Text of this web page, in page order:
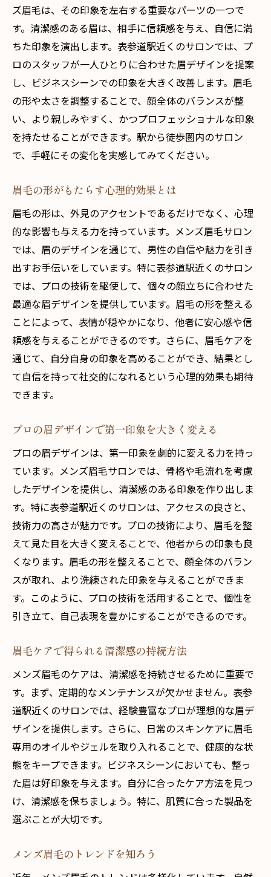
ビジネスシーンで差がつく眉毛の重要性
プロによるカスタマイズ眉デザインの魅力
自宅でもできる眉毛メンテナンス法
眉毛の形で変わる自信とビジネス成功
駅からすぐのメンズ眉毛サロンで垢抜けた印象
を手に入れる
垢抜け眉毛の作り方をプロに学ぶ
駅近サロンで体験する最新の眉トレンド
サロン施術後のアフターケア方法
垢抜けた印象を持続する秘訣
駅近の利便性を活かした定期メンテナンス
第一印象を劇的に変えるメンズ眉毛の重要性と
その効果
印象を左右する眉毛の形とバランス
眉毛が与える最初の印象の心理学
プロが教える眉デザインの選び方
眉毛の手入れで自信を引き出す方法
眉毛が持つコミュニケーション効果
新トレンド
最新の眉毛トレンドを追うべき理由
プロが推奨する眉毛のカットとスタイリン
グ
清潔感を高める眉毛の基本ケア
サロンで体感する最新眉毛トリートメント
流行に乗った眉毛で自信を持つ
自然に見える眉毛のデザイン技術
表参道駅のメンズ眉毛サロンで発見する自分磨
きの新常識
表参道で体感する一流の眉デザイン技術
駅近サロンでの定期メンテナンスのメリッ
ト
プロから学ぶセルフ眉ケアのテクニック
眉毛がもたらすメンタルの向上効果
清潔感がもたらすビジネスチャンスの拡大
あなたの魅力を最大限に引き出す表参道のメン
ズ眉毛サロン
あなたに合った眉デザインの見つけ方
眉毛一つで変わる表情とその影響
ズ眉毛は、その印象を左右する重要なパーツの一つで
す。清潔感のある眉は、相手に信頼感を与え、自信に満
ちた印象を演出します。表参道駅近くのサロンでは、プ
ロのスタッフが一人ひとりに合わせた眉デザインを提案
し、ビジネスシーンでの印象を大きく改善します。眉毛
の形や太さを調整することで、顔全体のバランスが整
い、より親しみやすく、かつプロフェッショナルな印象
を持たせることができます。駅から徒歩圏内のサロン
で、手軽にその変化を実感してみてください。
眉毛の形がもたらす心理的効果とは
眉毛の形は、外見のアクセントであるだけでなく、心理
的な影響も与える力を持っています。メンズ眉毛サロン
では、眉のデザインを通じて、男性の自信や魅力を引き
出すお手伝いをしています。特に表参道駅近くのサロン
では、プロの技術を駆使して、個々の顔立ちに合わせた
最適な眉デザインを提供しています。眉毛の形を整える
ことによって、表情が穏やかになり、他者に安心感や信
頼感を与えることができるのです。さらに、眉毛ケアを
通じて、自分自身の印象を高めることができ、結果とし
て自信を持って社交的になれるという心理的効果も期待
できます。
プロの眉デザインで第一印象を大きく変える
プロの眉デザインは、第一印象を劇的に変える力を持っ
ています。メンズ眉毛サロンでは、骨格や毛流れを考慮
したデザインを提供し、清潔感のある印象を作り出しま
す。特に表参道駅近くのサロンは、アクセスの良さと、
技術力の高さが魅力です。プロの技術により、眉毛を整
えて見た目を大きく変えることで、他者からの印象も良
くなります。眉毛の形を整えることで、顔全体のバラン
スが取れ、より洗練された印象を与えることができま
す。このように、プロの技術を活用することで、個性を
引き立て、自己表現を豊かにすることができるのです。
眉毛ケアで得られる清潔感の持続方法
メンズ眉毛のケアは、清潔感を持続させるために重要で
す。まず、定期的なメンテナンスが欠かせません。表参
道駅近くのサロンでは、経験豊富なプロが理想的な眉デ
ザインを提供します。さらに、日常のスキンケアに眉毛
専用のオイルやジェルを取り入れることで、健康的な状
態をキープできます。ビジネスシーンにおいても、整っ
た眉は好印象を与えます。自分に合ったケア方法を見つ
け、清潔感を保ちましょう。特に、肌質に合った製品を
選ぶことが大切です。
メンズ眉毛のトレンドを知ろう